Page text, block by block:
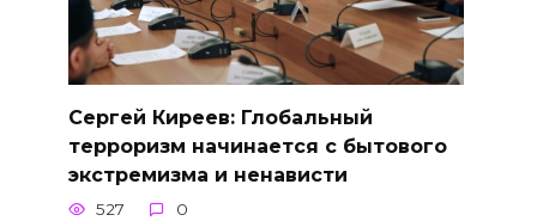
Сергей Киреев: Глобальный
терроризм начинается с бытового
экстремизма и ненависти
527 0